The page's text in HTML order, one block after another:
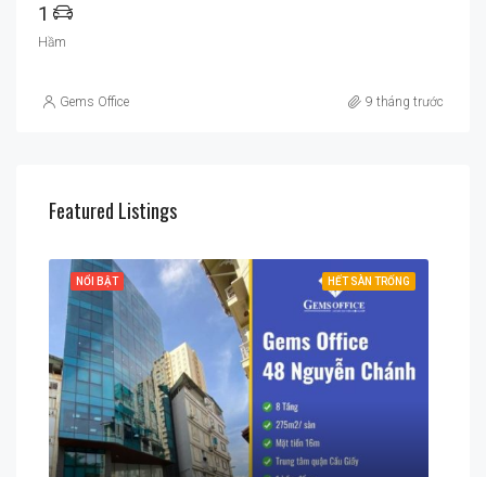
1
Hầm
Gems Office 9 tháng trước
Featured Listings
HẾT SÀN TRỐNG
NỔI BẬT